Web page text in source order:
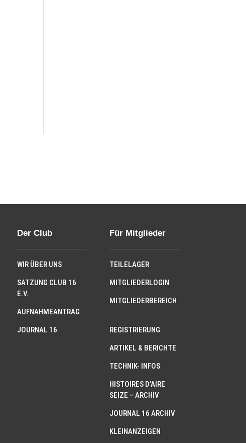
Der Club
WIR ÜBER UNS
SATZUNG CLUB 16
E.V.
AUFNAHMEANTRAG
JOURNAL 16
Für Mitglieder
TEILELAGER
MITGLIEDERLOGIN
MITGLIEDERBEREICH
REGISTRIERUNG
ARTIKEL & BERICHTE
TECHNIK- INFOS
HISTOIRES D’AIRE
SEIZE – ARCHIV
JOURNAL 16 ARCHIV
KLEINANZEIGEN